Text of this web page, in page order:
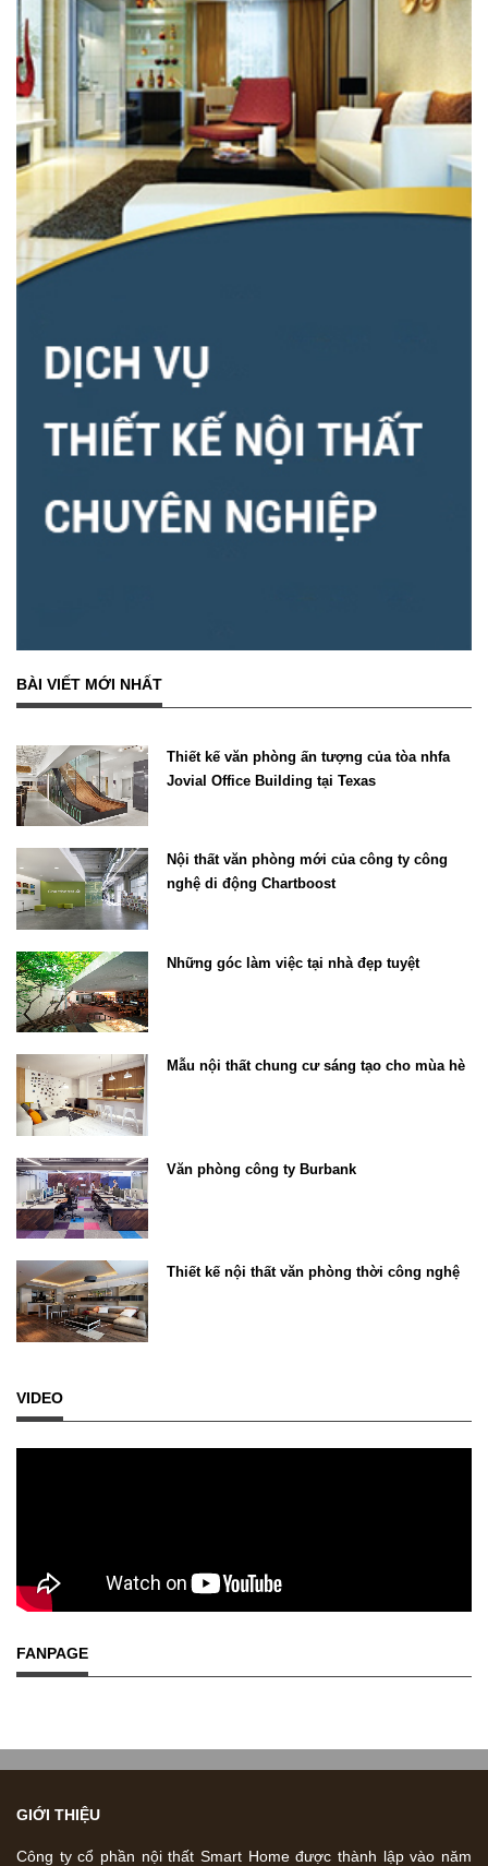
BÀI VIẾT MỚI NHẤT
Thiết kế văn phòng ấn tượng của tòa nhfa
Jovial Office Building tại Texas
Nội thất văn phòng mới của công ty công
nghệ di động Chartboost
Những góc làm việc tại nhà đẹp tuyệt
Mẫu nội thất chung cư sáng tạo cho mùa hè
Văn phòng công ty Burbank
Thiết kế nội thất văn phòng thời công nghệ
VIDEO
FANPAGE
GIỚI THIỆU
Công ty cổ phần nội thất Smart Home được thành lập vào năm